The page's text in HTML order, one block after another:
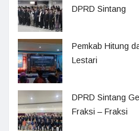
DPRD Sintang
Pemkab Hitung
Lestari
DPRD Sintang
Fraksi – Fraksi